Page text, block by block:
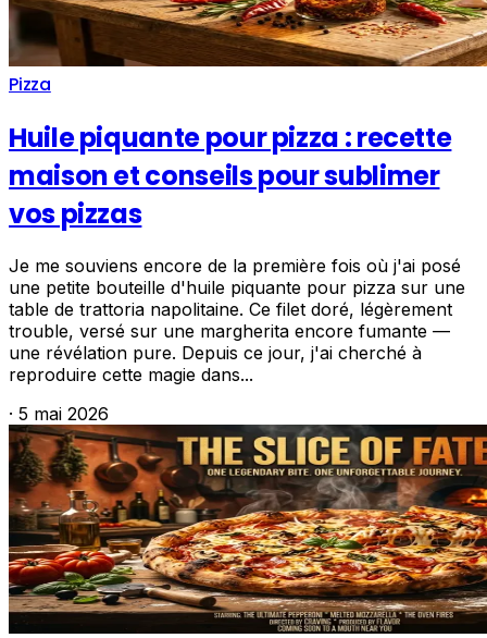
Pizza
Huile piquante pour pizza : recette
maison et conseils pour sublimer
vos pizzas
Je me souviens encore de la première fois où j'ai posé
une petite bouteille d'huile piquante pour pizza sur une
table de trattoria napolitaine. Ce filet doré, légèrement
trouble, versé sur une margherita encore fumante —
une révélation pure. Depuis ce jour, j'ai cherché à
reproduire cette magie dans...
· 5 mai 2026